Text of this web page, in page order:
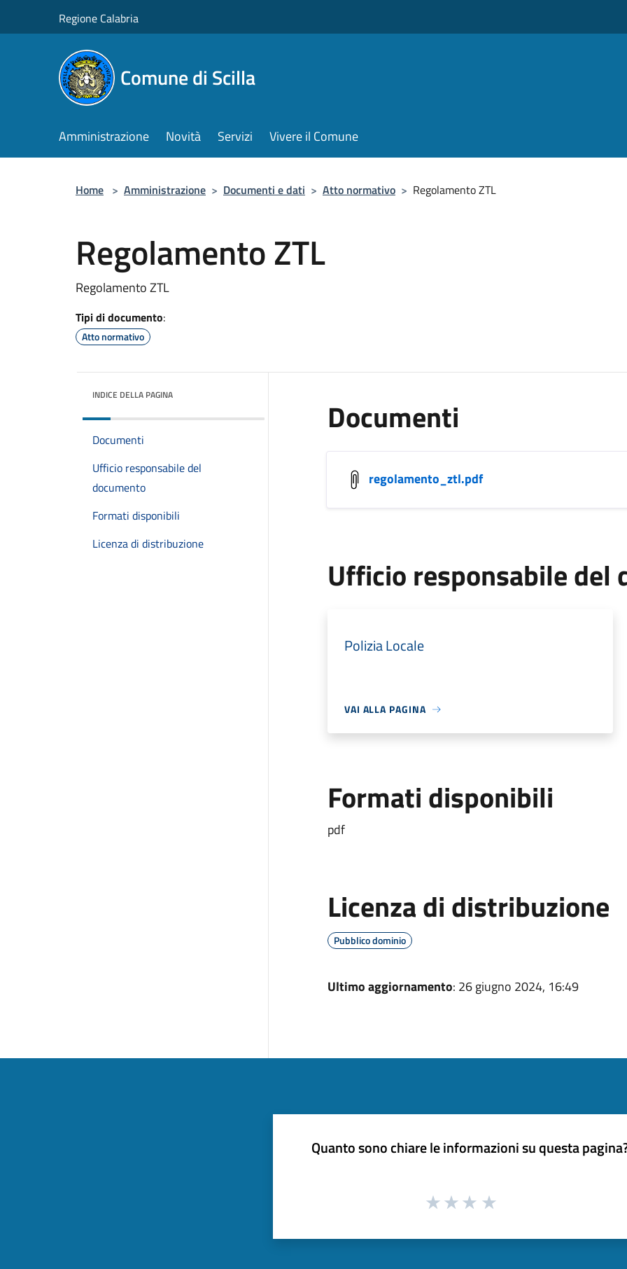
Regione Calabria
Comune di Scilla
Amministrazione Novità Servizi Vivere il Comune
Home > Amministrazione > Documenti e dati > Atto normativo > Regolamento ZTL
Regolamento ZTL
Regolamento ZTL
Tipi di documento:
Atto normativo
INDICE DELLA PAGINA
Documenti
Ufficio responsabile del
documento
Formati disponibili
Licenza di distribuzione
Documenti
regolamento_ztl.pdf
Ufficio responsabile del
Polizia Locale
VAI ALLA PAGINA
Formati disponibili
pdf
Licenza di distribuzione
Pubblico dominio
Ultimo aggiornamento: 26 giugno 2024, 16:49
Quanto sono chiare le informazioni su questa